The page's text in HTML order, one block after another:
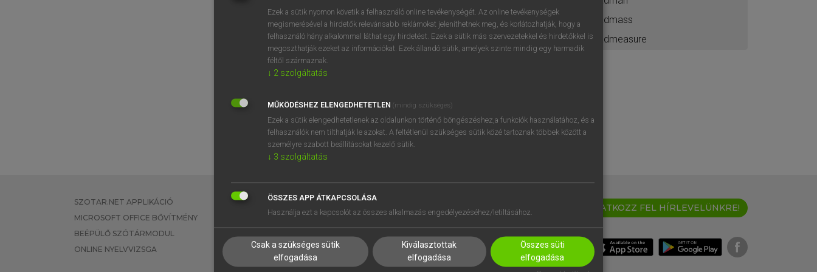
admass
admeasure
SZOTAR.NET APPLIKÁCIÓ
MICROSOFT OFFICE BŐVÍTMÉNY
BEÉPÜLŐ SZÓTÁRMODUL
ONLINE NYELVVIZSGA
EGYÉNI FELHASZNÁLÓKNAK
TANULÓKNAK
VÁLLALATI MEGOLDÁSOK
SÚGÓ
RÓLUNK
SÜTI BEÁLLÍTÁSOK
IRATKOZZ FEL HÍRLEVELÜNKRE!
Ezek a sütik nyomon követik a felhasználó online tevékenységét. Az online tevékenységek
megismerésével a hirdetők relevánsabb reklámokat jeleníthetnek meg, és korlátozhatják, hogy a
felhasználó hány alkalommal láthat egy hirdetést. Ezek a sütik más szervezetekkel és hirdetőkkel is
megoszthatják ezeket az információkat. Ezek állandó sütik, amelyek szinte mindig egy harmadik
féltől származnak.
↓ 2 szolgáltatás
MŰKÖDÉSHEZ ELENGEDHETETLEN (mindig szükséges)
Ezek a sütik elengedhetetlenek az oldalunkon történő böngészéshez,a funkciók használatához, és a
felhasználók nem tilthatják le azokat. A feltétlenül szükséges sütik közé tartoznak többek között a
személyre szabott beállításokat kezelő sütik.
↓ 3 szolgáltatás
ÖSSZES APP ÁTKAPCSOLÁSA
Használja ezt a kapcsolót az összes alkalmazás engedélyezéséhez/letiltásához.
Csak a szükséges sütik
elfogadása
Kiválasztottak
elfogadása
Összes süti
elfogadása